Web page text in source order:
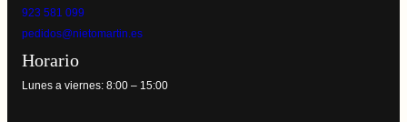
923 581 099
pedidos@nietomartin.es
Horario
Lunes a viernes: 8:00 – 15:00